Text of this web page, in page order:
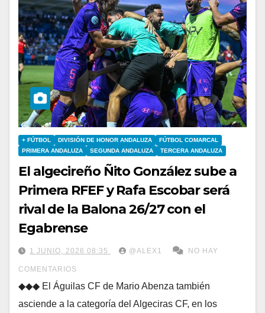
+ FÚTBOL DIVISIÓN DE HONOR ANDALUZA
FÚTBOL COMARCAL
PRIMERA ANDALUZA
SEGUNDA ANDALUZA TERCERA ANDALUZA
El algecireño Ñito González sube a
Primera RFEF y Rafa Escobar será
rival de la Balona 26/27 con el
Egabrense
1 JUNIO, 2026 08:35 @ALEX1 NO HAY
COMENTARIOS
◆◆◆ El Águilas CF de Mario Abenza también
asciende a la categoría del Algeciras CF, en los